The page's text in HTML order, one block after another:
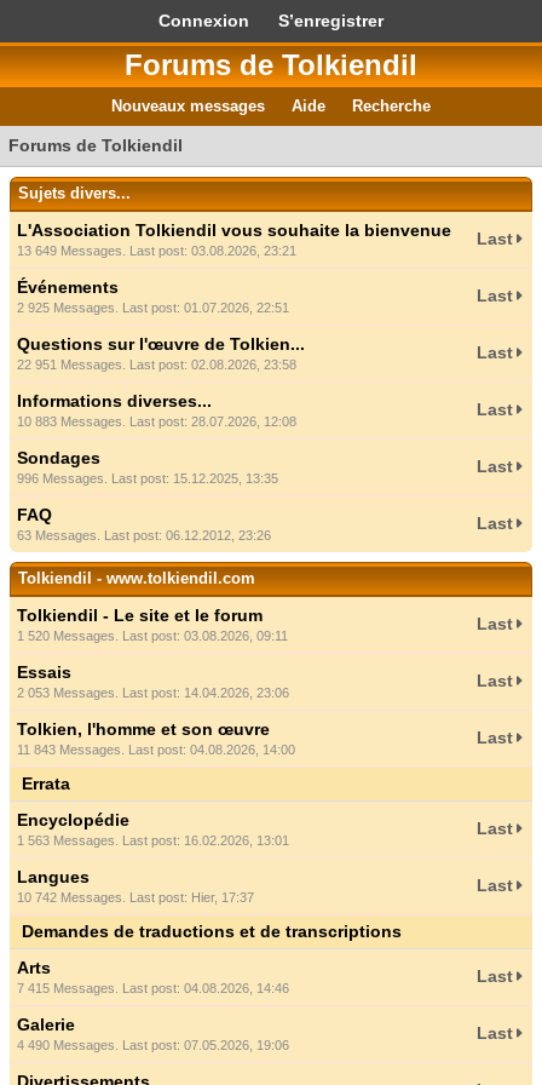
Connexion S’enregistrer
Forums de Tolkiendil
Nouveaux messages Aide Recherche
Forums de Tolkiendil
Sujets divers...
L'Association Tolkiendil vous souhaite la bienvenue
13 649 Messages. Last post: 03.08.2026, 23:21
Last
Événements
2 925 Messages. Last post: 01.07.2026, 22:51
Last
Questions sur l'œuvre de Tolkien...
22 951 Messages. Last post: 02.08.2026, 23:58
Last
Informations diverses...
10 883 Messages. Last post: 28.07.2026, 12:08
Last
Sondages
996 Messages. Last post: 15.12.2025, 13:35
Last
FAQ
63 Messages. Last post: 06.12.2012, 23:26
Last
Tolkiendil - www.tolkiendil.com
Tolkiendil - Le site et le forum
1 520 Messages. Last post: 03.08.2026, 09:11
Last
Essais
2 053 Messages. Last post: 14.04.2026, 23:06
Last
Tolkien, l'homme et son œuvre
11 843 Messages. Last post: 04.08.2026, 14:00
Last
Errata
Encyclopédie
1 563 Messages. Last post: 16.02.2026, 13:01
Last
Langues
10 742 Messages. Last post: Hier, 17:37
Last
Demandes de traductions et de transcriptions
Arts
7 415 Messages. Last post: 04.08.2026, 14:46
Last
Galerie
4 490 Messages. Last post: 07.05.2026, 19:06
Last